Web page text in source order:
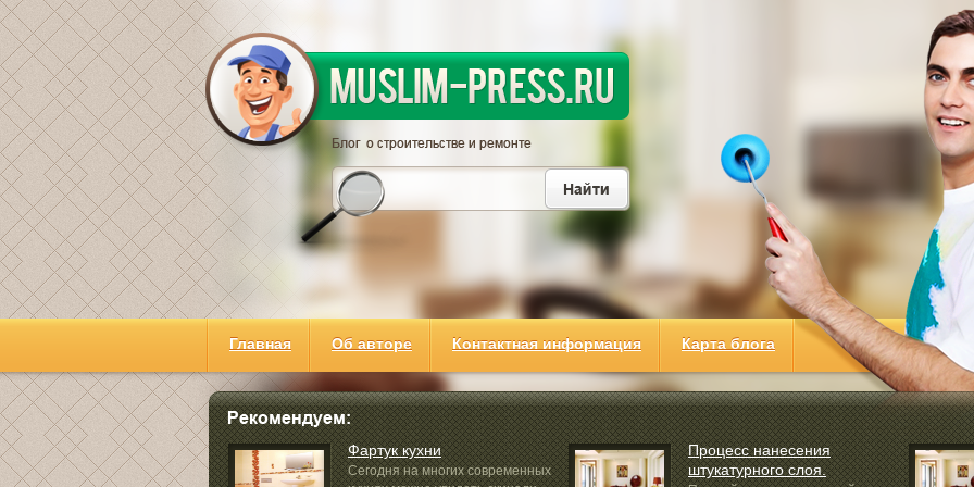
Главная Об авторе Контактная информация Карта блога
Фартук кухни
Сегодня на многих современных
Процесс нанесения
штукатурного слоя.